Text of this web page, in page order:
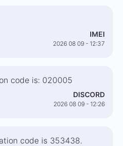
IMEI
2026 08 09 - 12:37
code is: 020005
DISCORD
2026 08 09 - 12:26
code is 353438.